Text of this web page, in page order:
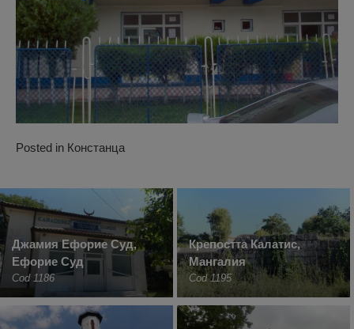
Posted in Констанца
Джамия Ефорие Суд,
Ефорие Суд
Cod 1186
Крепостта Калатис,
Мангалия
Cod 1195